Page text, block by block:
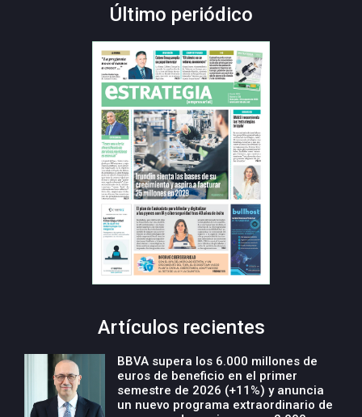
Último periódico
Artículos recientes
BBVA supera los 6.000 millones de
euros de beneficio en el primer
semestre de 2026 (+11%) y anuncia
un nuevo programa extraordinario de